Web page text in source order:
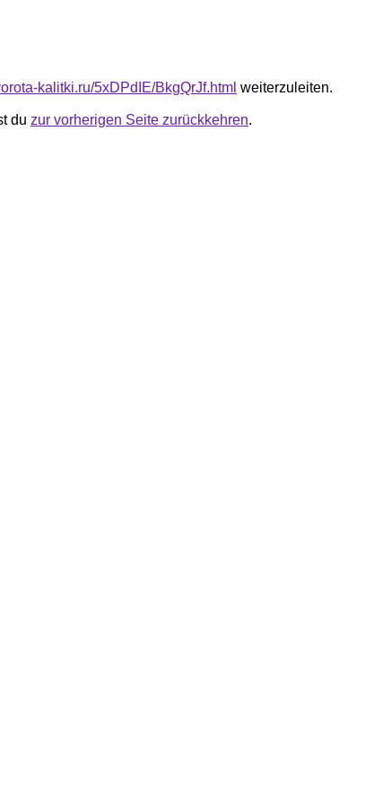
kalitki.ru/5xDPdIE/BkgQrJf.html weiterzuleiten.
du zur vorherigen Seite zurückkehren.